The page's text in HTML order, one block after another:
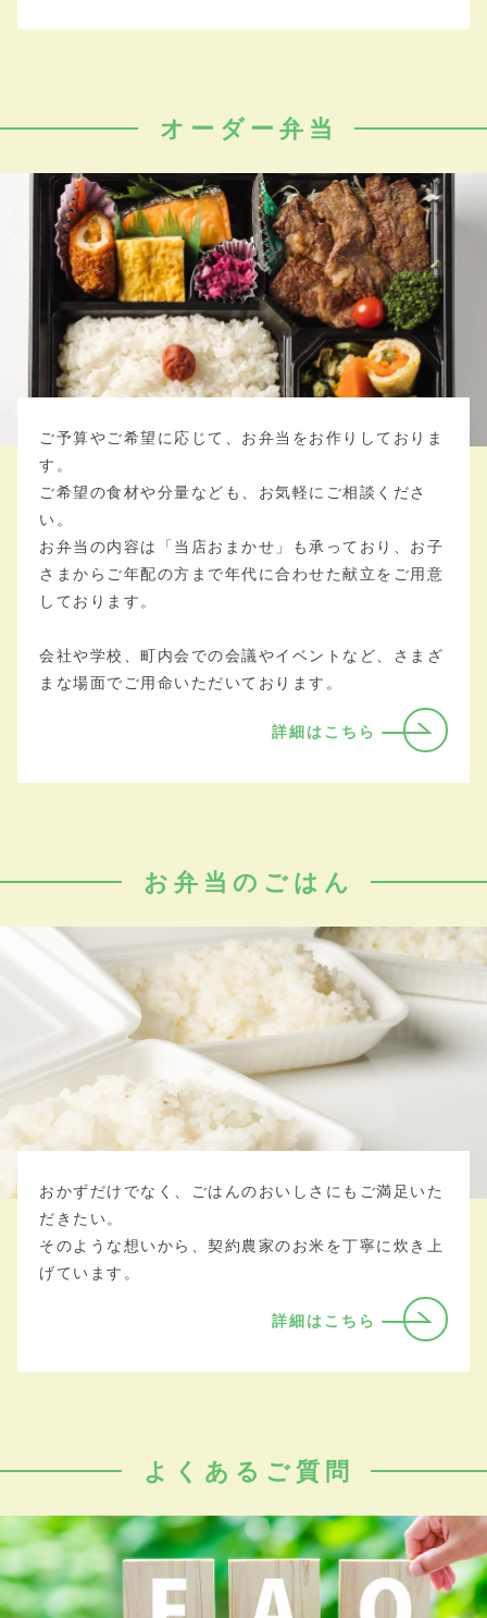
オーダー弁当
ご予算やご希望に応じて、お弁当をお作りしておりま
す。
ご希望の食材や分量なども、お気軽にご相談くださ
い。
お弁当の内容は「当店おまかせ」も承っており、お子
さまからご年配の方まで年代に合わせた献立をご用意
しております。
会社や学校、町内会での会議やイベントなど、さまざ
まな場面でご用命いただいております。
詳細はこちら
お弁当のごはん
おかずだけでなく、ごはんのおいしさにもご満足いた
だきたい。
そのような想いから、契約農家のお米を丁寧に炊き上
げています。
詳細はこちら
よくあるご質問